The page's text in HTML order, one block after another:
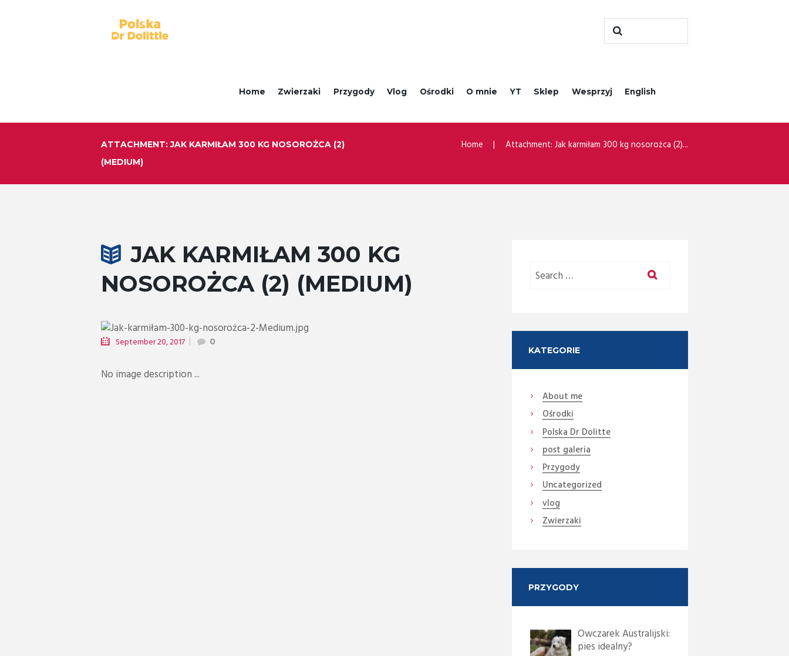
Home Zwierzaki Przygody Vlog Ośrodki O mnie YT Sklep Wesprzyj English
ATTACHMENT: JAK KARMIŁAM 300 KG NOSOROŻCA (2)
(MEDIUM)
Home Attachment: Jak karmiłam 300 kg nosorożca (2)...
JAK KARMIŁAM 300 KG
NOSOROŻCA (2) (MEDIUM)
September 20, 2017 0
No image description ...
KATEGORIE
About me
Ośrodki
Polska Dr Dolitte
post galeria
Przygody
Uncategorized
vlog
Zwierzaki
PRZYGODY
Owczarek Australijski:
pies idealny?